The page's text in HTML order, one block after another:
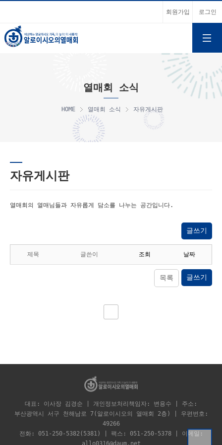
회원가입 로그인
열매회 소식
HOME 열매회 소식 자유게시판
자유게시판
열매회의 열매님들과 자유롭게 담소를 나누는 공간입니다.
글쓰기
제목 글쓴이 조회 날짜
목록 글쓰기
대표: 이사장 김경순 | 개인정보처리책임자: 변용수 | 주소:
부산광역시 서구 천해남로 7(알로이시오의 열매회 2층) | 우편번호:
49266
전화: 051-250-5382(5381) | 팩스: 051-250-5378 | 이메일:
allo0316@daum.net